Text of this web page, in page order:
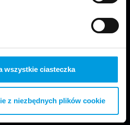
wszystkie ciasteczka
z niezbędnych plików cookie
Projektowania